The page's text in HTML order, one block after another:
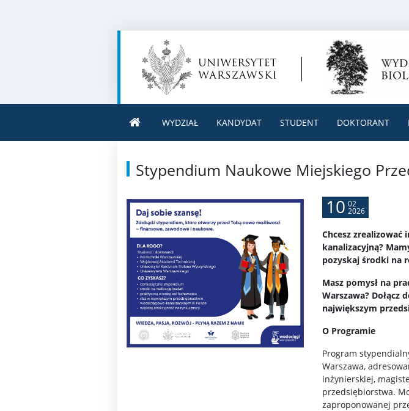
WYDZIAŁ KANDYDAT STUDENT DOKTORANT
Stypendium Naukowe Miejskiego
10 02
2026
Chcesz
kanalizacyjną?
pozyskaj środki na
Masz pomysł na
Warszawa? Dołącz
największym
O Programie
Program
Warszawa,
inżynierskiej,
przedsiębiorstwa.
zaproponowanej